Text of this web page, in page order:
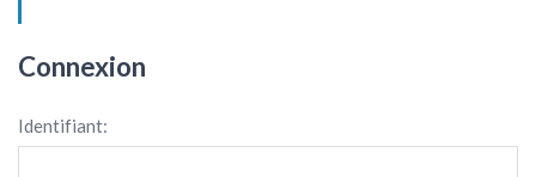
Connexion
Identifiant: